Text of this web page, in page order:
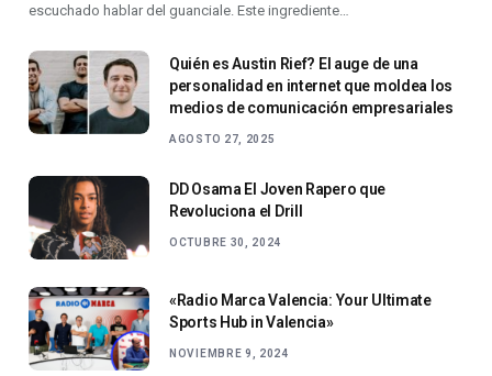
escuchado hablar del guanciale. Este ingrediente…
Quién es Austin Rief? El auge de una
personalidad en internet que moldea los
medios de comunicación empresariales
AGOSTO 27, 2025
DD Osama El Joven Rapero que
Revoluciona el Drill
OCTUBRE 30, 2024
«Radio Marca Valencia: Your Ultimate
Sports Hub in Valencia»
NOVIEMBRE 9, 2024